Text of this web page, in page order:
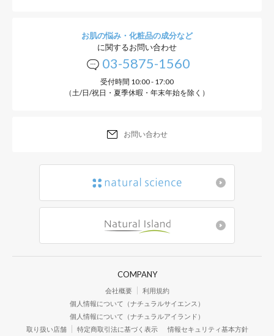
お肌の悩み・化粧品の成分など
に関するお問い合わせ
03-5875-1560
受付時間 10:00 - 17:00
（土/日/祝日・夏季休暇・年末年始を除く）
お問い合わせ
COMPANY
会社概要
利用規約
個人情報について（ナチュラルサイエンス）
個人情報について（ナチュラルアイランド）
取り扱い店舗
特定商取引法に基づく表示 情報セキュリティ基本方針